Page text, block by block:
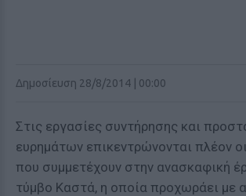
Δημοσίευση 28/8/2014 | 00:00
Στις εργασίες συντήρησης και
ευρημάτων επικεντρώνονται πλέον
που συμμετέχουν στην ανασκαφική
τύμβο Καστά, η οποία προχωράει με